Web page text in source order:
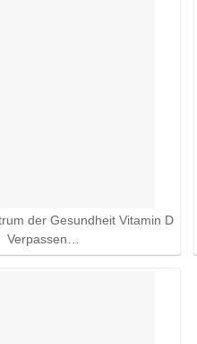
der Gesundheit Vitamin D
Verpassen…